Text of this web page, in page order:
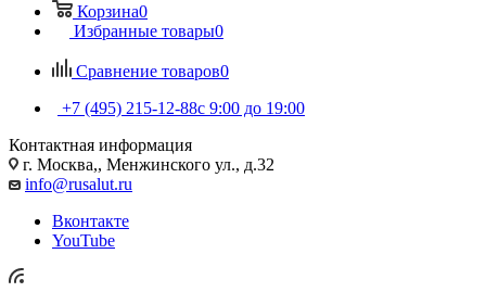
Корзина0
Избранные товары0
Сравнение товаров0
+7 (495) 215-12-88c 9:00 до 19:00
Контактная информация
г. Москва,, Менжинского ул., д.32
info@rusalut.ru
Вконтакте
YouTube